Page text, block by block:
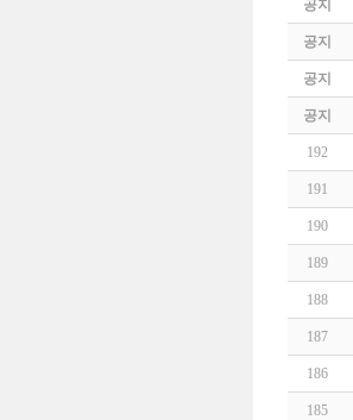
공지
공지
공지
공지
192
191
190
189
188
187
186
185